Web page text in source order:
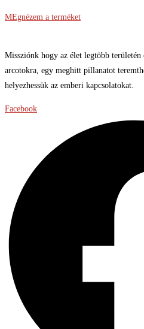
MEgnézem a terméket
Missziónk hogy az élet legtöbb területén
arcotokra, egy meghitt pillanatot
helyezhessük az emberi kapcsolatokat.
Facebook